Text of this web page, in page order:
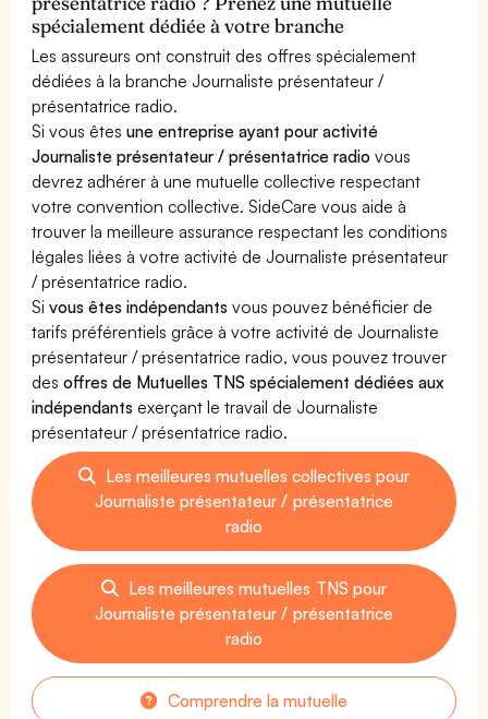
spécialement dédiée à votre branche
Les assureurs ont construit des offres spécialement
dédiées à la branche Journaliste présentateur /
présentatrice radio.
Si vous êtesune entreprise ayant pour activité
Journaliste présentateur / présentatrice radio vous
devrez adhérer à une mutuelle collective respectant
votre convention collective. SideCare vous aide à
trouver la meilleure assurance respectant les conditions
légales liées à votre activité de Journaliste présentateur
/ présentatrice radio.
Sivous êtes indépendants vous pouvez bénéficier de
tarifs préférentiels grâce à votre activité de Journaliste
présentateur / présentatrice radio, vous pouvez trouver
desoffres de Mutuelles TNS spécialement dédiées aux
indépendants exerçant le travail de Journaliste
présentateur / présentatrice radio.
Les meilleures mutuelles collectives pour
Journaliste présentateur / présentatrice
radio
Les meilleures mutuelles TNS pour
Journaliste présentateur / présentatrice
radio
Comprendre la mutuelle